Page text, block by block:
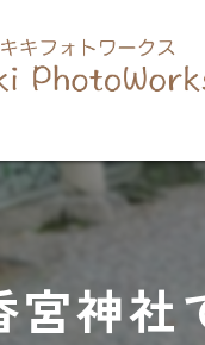
宮神社